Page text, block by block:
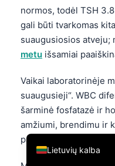
normos, todėl TSH
gali būti tvarkomas
suaugusiosios atveju;
metu išsamiai
Vaikai laboratorinėje
suaugusieji“. WBC
šarminė fosfatazė ir
amžiumi, brendimu ir
palyginimui žr. mūsų
Lietuvių kalba
English
Deutsch
العربية
עִבְרִית
Italiano
Español